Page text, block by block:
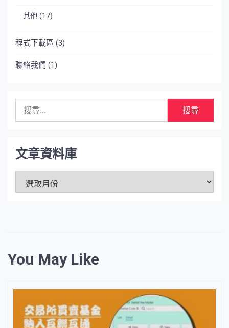
其他 (17)
程式下載區 (3)
聯絡我們 (1)
字:
文章資料庫
資
You May Like